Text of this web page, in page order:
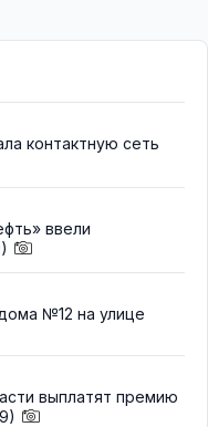
контактную сеть
ввели
№12 на улице
выплатят премию